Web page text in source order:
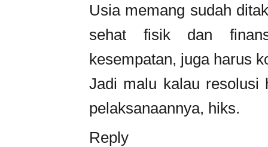
Usia memang sudah
sehat fisik dan
kesempatan, juga harus
Jadi malu kalau resolusi
pelaksanaannya, hiks.
Reply